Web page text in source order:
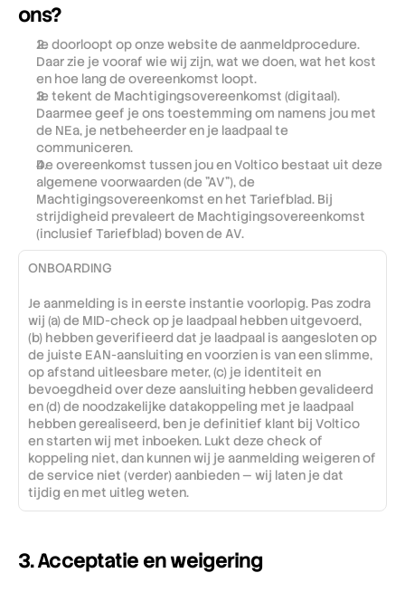
ons?
Je doorloopt op onze website de aanmeldprocedure.
Daar zie je vooraf wie wij zijn, wat we doen, wat het kost
en hoe lang de overeenkomst loopt.
Je tekent de Machtigingsovereenkomst (digitaal).
Daarmee geef je ons toestemming om namens jou met
de NEa, je netbeheerder en je laadpaal te
communiceren.
De overeenkomst tussen jou en Voltico bestaat uit deze
algemene voorwaarden (de "AV"), de
Machtigingsovereenkomst en het Tariefblad. Bij
strijdigheid prevaleert de Machtigingsovereenkomst
(inclusief Tariefblad) boven de AV.
ONBOARDING
Je aanmelding is in eerste instantie voorlopig. Pas zodra
wij (a) de MID-check op je laadpaal hebben uitgevoerd,
(b) hebben geverifieerd dat je laadpaal is aangesloten op
de juiste EAN-aansluiting en voorzien is van een slimme,
op afstand uitleesbare meter, (c) je identiteit en
bevoegdheid over deze aansluiting hebben gevalideerd
en (d) de noodzakelijke datakoppeling met je laadpaal
hebben gerealiseerd, ben je definitief klant bij Voltico
en starten wij met inboeken. Lukt deze check of
koppeling niet, dan kunnen wij je aanmelding weigeren of
de service niet (verder) aanbieden — wij laten je dat
tijdig en met uitleg weten.
3. Acceptatie en weigering